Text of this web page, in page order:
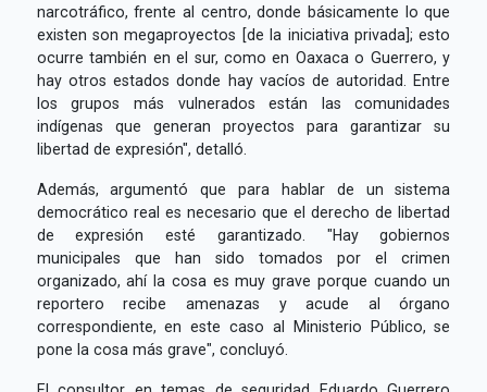
narcotráfico, frente al centro, donde básicamente lo que
existen son megaproyectos [de la iniciativa privada]; esto
ocurre también en el sur, como en Oaxaca o Guerrero, y
hay otros estados donde hay vacíos de autoridad. Entre
los grupos más vulnerados están las comunidades
indígenas que generan proyectos para garantizar su
libertad de expresión", detalló.
Además, argumentó que para hablar de un sistema
democrático real es necesario que el derecho de libertad
de expresión esté garantizado. "Hay gobiernos
municipales que han sido tomados por el crimen
organizado, ahí la cosa es muy grave porque cuando un
reportero recibe amenazas y acude al órgano
correspondiente, en este caso al Ministerio Público, se
pone la cosa más grave", concluyó.